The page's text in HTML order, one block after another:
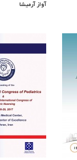
آواز آرمیشا